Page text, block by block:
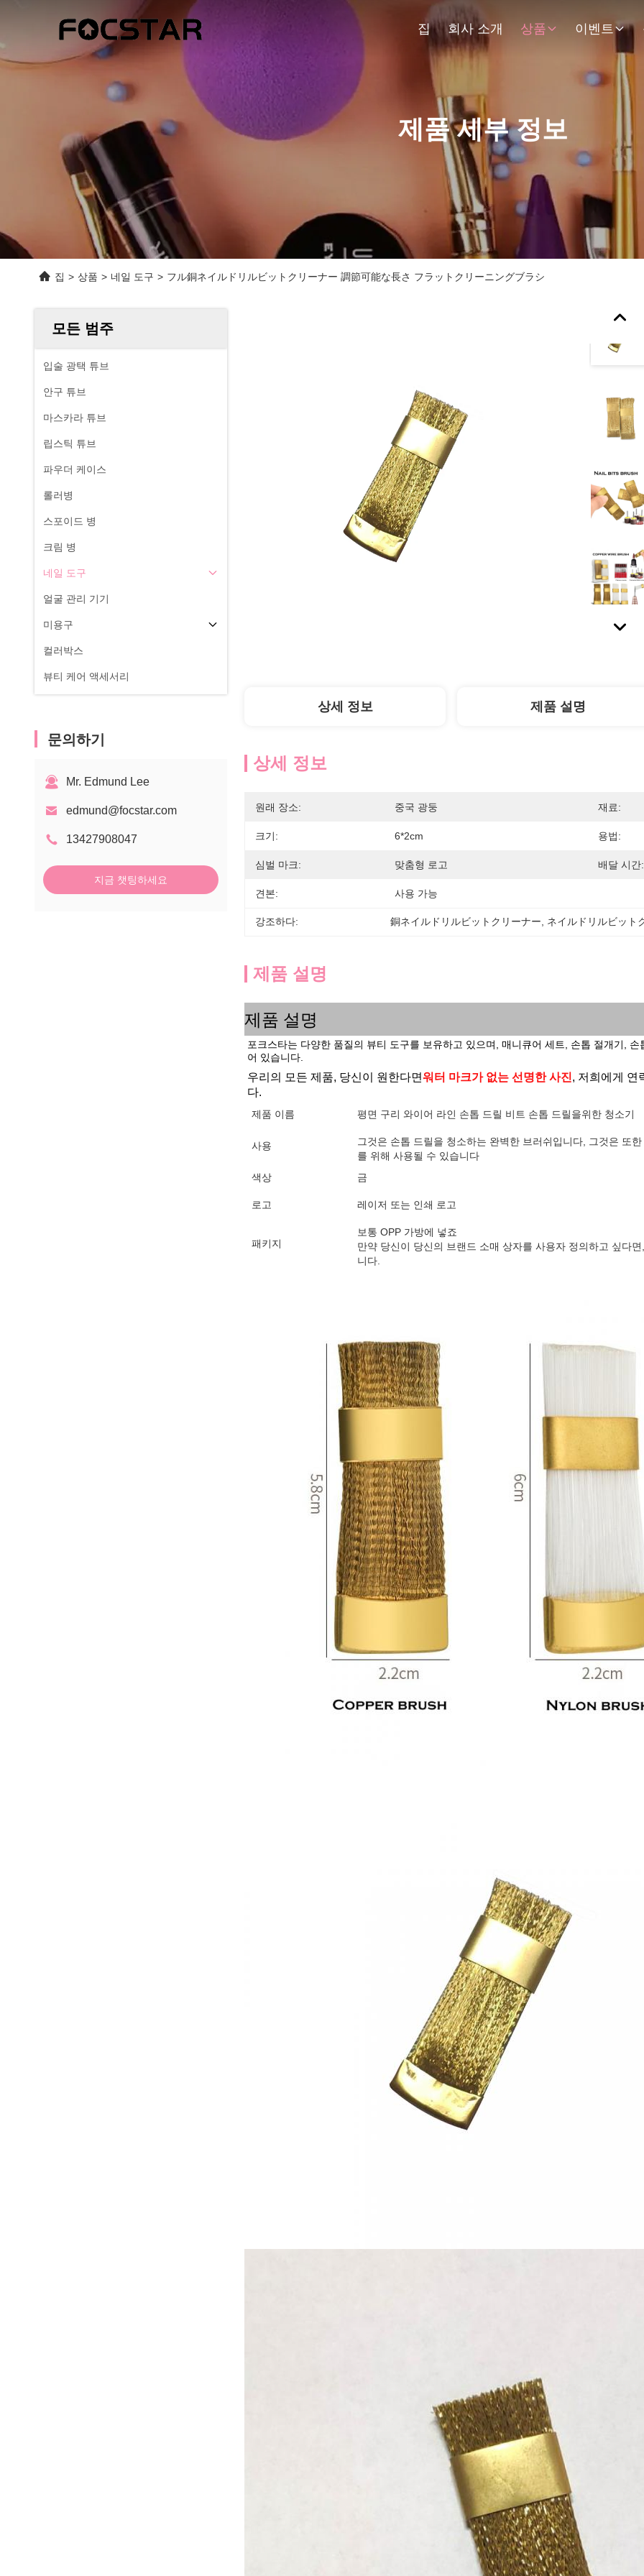
집 회사 소개 상품 이벤트
제품 세부 정보
집 > 상품 > 네일 도구 > フル銅ネイルドリルビットクリーナー 調節可能な長さ フラットクリーニングブラシ
모든 범주
입술 광택 튜브
안구 튜브
마스카라 튜브
립스틱 튜브
파우더 케이스
롤러병
스포이드 병
크림 병
네일 도구
얼굴 관리 기기
미용구
컬러박스
뷰티 케어 액세서리
문의하기
Mr. Edmund Lee
edmund@focstar.com
13427908047
지금 챗팅하세요
상세 정보 제품 설명
상세 정보
원래 장소: 중국 광둥 재료:
크기: 6*2cm 용법:
심벌 마크: 맞춤형 로고 배달 시간:
견본: 사용 가능
강조하다: 銅ネイルドリルビットクリーナー ネイルドリルビット
제품 설명
제품 설명
포크스타는 다양한 품질의 뷰티 도구를 보유하고 있으며, 매니큐어 세트, 손톱 절개기,
어 있습니다.
우리의 모든 제품, 당신이 원한다면워터 마크가 없는 선명한 사진, 저희에게 연
다.
제품 이름 평면 구리 와이어 라인 손톱 드릴 비트 손톱 드릴을위한 청소기
사용
그것은 손톱 드릴을 청소하는 완벽한 브러쉬입니다, 그것은 또
를 위해 사용될 수 있습니다
색상
금
로고 레이저 또는 인쇄 로고
패키지
보통 OPP 가방에 넣죠
만약 당신이 당신의 브랜드 소매 상자를 사용자 정의하고 싶다
니다.